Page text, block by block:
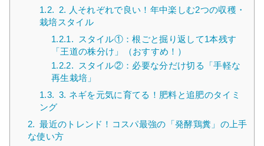
1.2. 2. 人それぞれで良い！年中楽しむ2つの収穫・
栽培スタイル
1.2.1.
スタイル①：根ごと掘り返して1本残す
「王道の株分け」（おすすめ！）
1.2.2. スタイル②：必要な分だけ切る「手軽な
再生栽培」
1.3. 3. ネギを元気に育てる！肥料と追肥のタイミ
ング
2. 最近のトレンド！コスパ最強の「発酵鶏糞」の上手
な使い方